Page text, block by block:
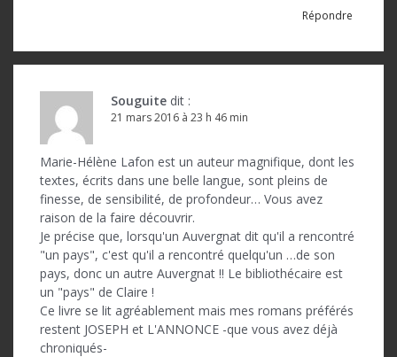
l
Répondre
Souguite dit :
21 mars 2016 à 23 h 46 min
Marie-Hélène Lafon est un auteur magnifique, dont les
textes, écrits dans une belle langue, sont pleins de
finesse, de sensibilité, de profondeur… Vous avez
raison de la faire découvrir.
Je précise que, lorsqu'un Auvergnat dit qu'il a rencontré
"un pays", c'est qu'il a rencontré quelqu'un …de son
pays, donc un autre Auvergnat !! Le bibliothécaire est
un "pays" de Claire !
Ce livre se lit agréablement mais mes romans préférés
restent JOSEPH et L'ANNONCE -que vous avez déjà
chroniqués-